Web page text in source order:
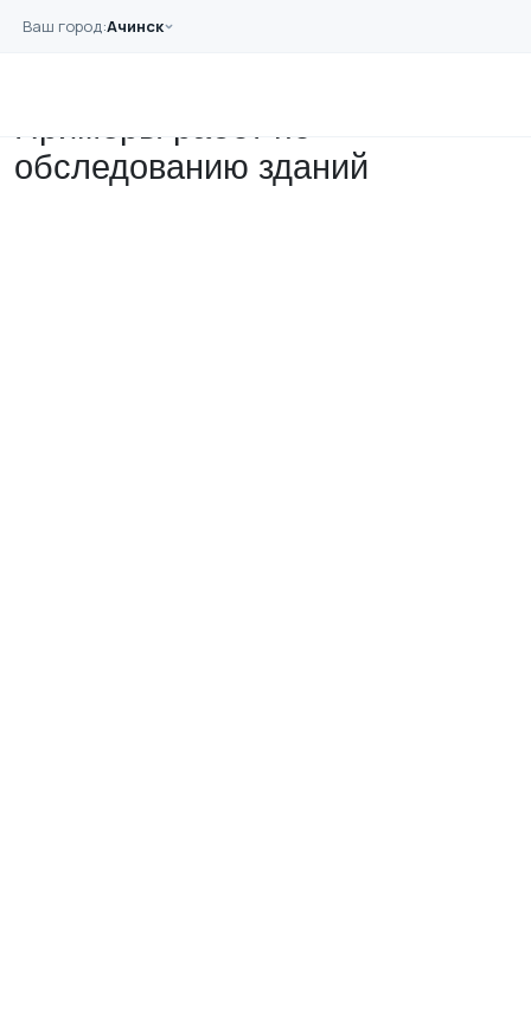
Ваш город:Ачинск
Главная
обследованию зданий